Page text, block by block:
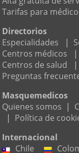
Tarifas para
Directorios
Especialidades
|
Centros médicos
|
Centros de salud
|
Preguntas
Masquemedicos
Quienes somos |
| Política de
Internacional
Chile